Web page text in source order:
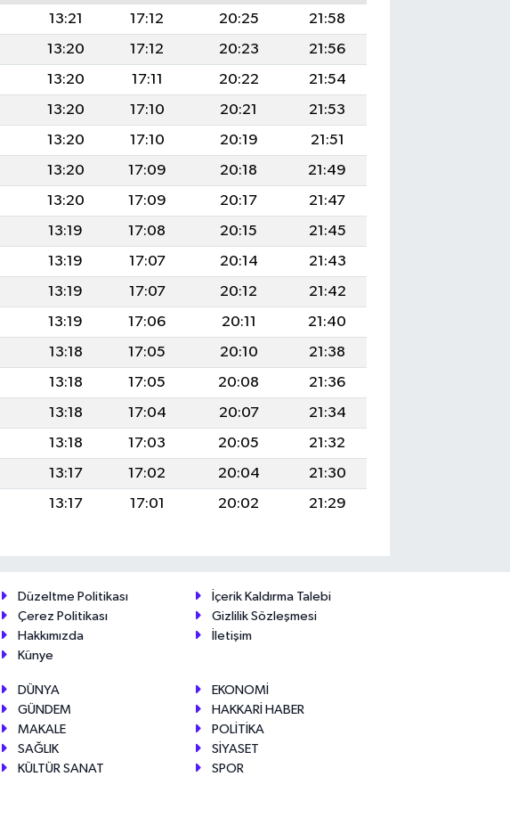
13:21 17:12 20:25
21:58
13:20 17:12 20:23
21:56
13:20 17:11 20:22
21:54
13:20 17:10 20:21
21:53
13:20 17:10 20:19
21:51
13:20 17:09 20:18
21:49
13:20 17:09 20:17
21:47
13:19 17:08 20:15
21:45
13:19 17:07 20:14
21:43
13:19 17:07 20:12
21:42
13:19 17:06 20:11
21:40
13:18 17:05 20:10
21:38
13:18 17:05 20:08
21:36
13:18 17:04 20:07
21:34
13:18 17:03 20:05
21:32
13:17 17:02 20:04
21:30
13:17 17:01 20:02 21:29
Düzeltme Politikası
İçerik Kaldırma Talebi
Çerez Politikası
Gizlilik Sözleşmesi
Hakkımızda
İletişim
Künye
DÜNYA
EKONOMİ
GÜNDEM
HAKKARİ HABER
MAKALE
POLİTİKA
SAĞLIK
SİYASET
KÜLTÜR SANAT
SPOR